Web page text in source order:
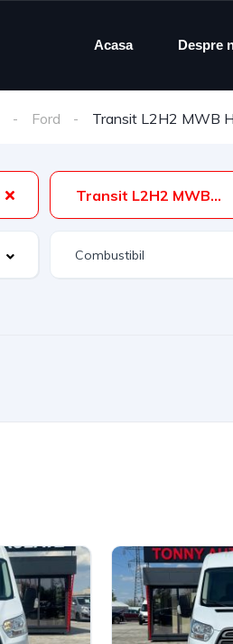
Acasa Despre
Ford Transit L2H2 MWB
Transit L2H2 MWB HR DSL